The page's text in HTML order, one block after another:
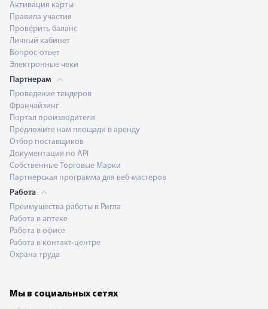
Активация карты
Правила участия
Проверить баланс
Личный кабинет
Вопрос-ответ
Электронные чеки
Партнерам
Проведение тендеров
Франчайзинг
Портал производителя
Предложите нам площади в аренду
Отбор поставщиков
Документация по API
Собственные Торговые Марки
Партнерская программа для веб-мастеров
Работа
Преимущества работы в Ригла
Работа в аптеке
Работа в офисе
Работа в контакт-центре
Охрана труда
Мы в социальных сетях